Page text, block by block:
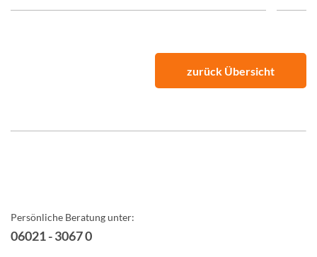
zurück Übersicht
Persönliche Beratung unter:
06021 - 3067 0